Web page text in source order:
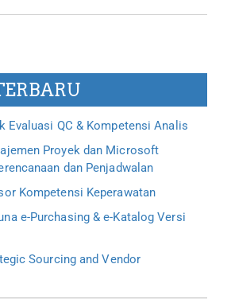
Evaluasi QC & Kompetensi Analis
Proyek dan Microsoft
dan Penjadwalan
Kompetensi Keperawatan
e-Purchasing & e-Katalog Versi
Sourcing and Vendor